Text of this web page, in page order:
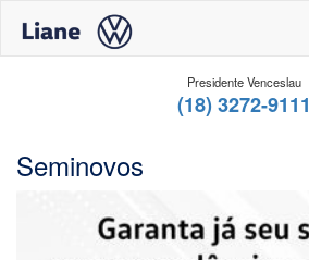
Presidente Venceslau
(18) 3272-9111
Seminovos